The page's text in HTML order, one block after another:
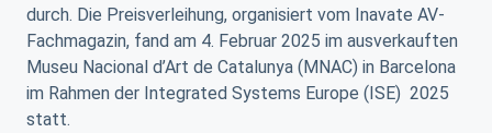
durch. Die Preisverleihung, organisiert vom Inavate AV-
Fachmagazin, fand am 4. Februar 2025 im ausverkauften
Museu Nacional d’Art de Catalunya (MNAC) in Barcelona
im Rahmen der Integrated Systems Europe (ISE) 2025
statt.